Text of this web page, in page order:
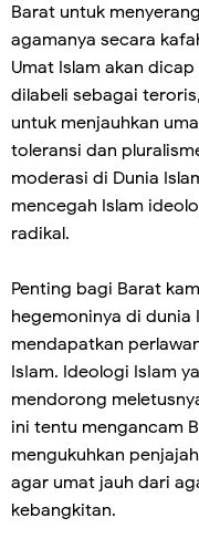
Barat untuk
agamanya secara
Umat Islam akan
dilabeli sebagai
untuk menjauhkan
toleransi dan
moderasi di Dunia
mencegah Islam
radikal.
Penting bagi Barat
hegemoninya di dunia
mendapatkan
IsIam. Ideologi IsIam
mendorong
ini tentu mengancam
mengukuhkan
agar umat jauh dari
kebangkitan.